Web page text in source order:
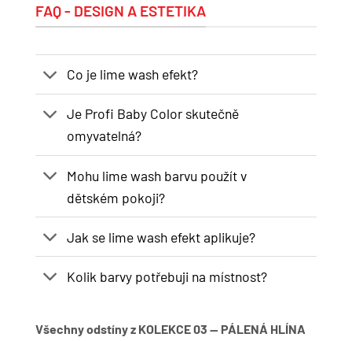
FAQ - DESIGN A ESTETIKA
Co je lime wash efekt?
Je Profi Baby Color skutečně
omyvatelná?
Mohu lime wash barvu použít v
dětském pokoji?
Jak se lime wash efekt aplikuje?
Kolik barvy potřebuji na místnost?
Všechny odstíny z KOLEKCE 03 — PÁLENÁ HLÍNA